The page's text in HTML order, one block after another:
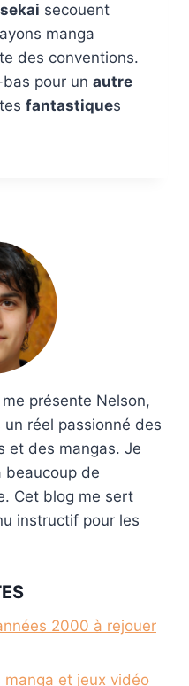
secouent
manga
des conventions.
pour un autre
fantastiques
présente Nelson,
réel passionné des
et des mangas. Je
beaucoup de
Cet blog me sert
instructif pour les
2000 à rejouer
manga et jeux vidéo